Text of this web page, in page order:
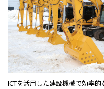
ICTを活用した建設機械で効率的